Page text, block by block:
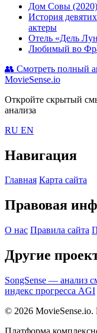
Дом Совы (2020)
История
актеры
Отель «Дель
Любимый во
👥 Смотреть полный
MovieSense.io
Откройте скрытый
анализа
RU EN
Навигация
Главная Карта сайта
Правовая
О нас Правила сайта
Другие
SongSense — анализ
индекс прогресса AGI
© 2026
Платформа